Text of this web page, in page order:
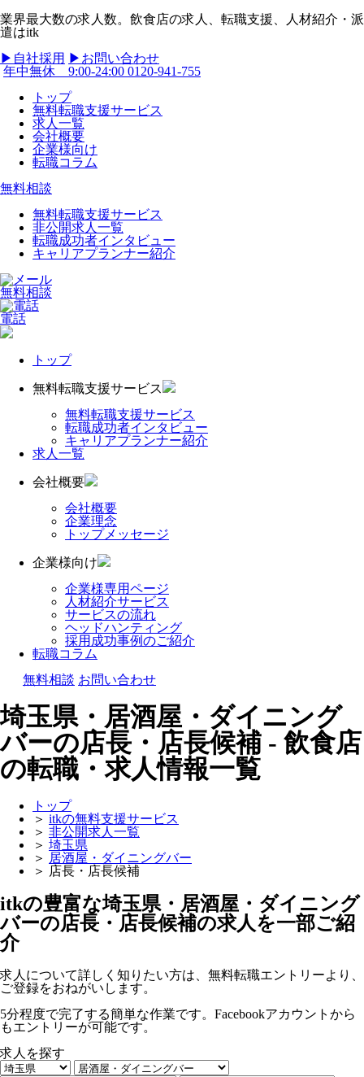
業界最大数の求人数。飲食店の求人、転職支援、人材紹介・派
遣はitk
▶︎自社採用 ▶︎お問い合わせ
年中無休 9:00-24:00 0120-941-755
トップ
無料転職支援サービス
求人一覧
会社概要
企業様向け
転職コラム
無料相談
無料転職支援サービス
非公開求人一覧
転職成功者インタビュー
キャリアプランナー紹介
無料相談
電話
トップ
無料転職支援サービス
無料転職支援サービス
転職成功者インタビュー
キャリアプランナー紹介
求人一覧
会社概要
会社概要
企業理念
トップメッセージ
企業様向け
企業様専用ページ
人材紹介サービス
サービスの流れ
ヘッドハンティング
採用成功事例のご紹介
転職コラム
無料相談 お問い合わせ
埼玉県・居酒屋・ダイニング
バーの店長・店長候補 - 飲食店
の転職・求人情報一覧
トップ
＞ itkの無料支援サービス
＞ 非公開求人一覧
＞ 埼玉県
＞ 居酒屋・ダイニングバー
＞ 店長・店長候補
itkの豊富な埼玉県・居酒屋・ダイニング
バーの店長・店長候補の求人を一部ご紹
介
求人について詳しく知りたい方は、無料転職エントリーより、
ご登録をおねがいします。
5分程度で完了する簡単な作業です。Facebookアカウントから
もエントリーが可能です。
求人を探す